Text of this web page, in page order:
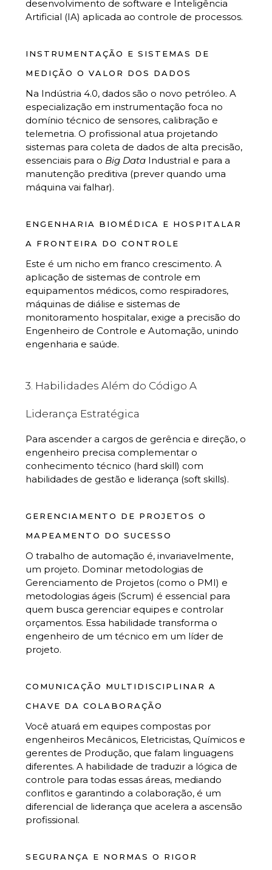
desenvolvimento de software e Inteligência
Artificial (IA) aplicada ao controle de processos.
INSTRUMENTAÇÃO E SISTEMAS DE
MEDIÇÃO O VALOR DOS DADOS
Na Indústria 4.0, dados são o novo petróleo. A
especialização em instrumentação foca no
domínio técnico de sensores, calibração e
telemetria. O profissional atua projetando
sistemas para coleta de dados de alta precisão,
essenciais para o Big Data Industrial e para a
manutenção preditiva (prever quando uma
máquina vai falhar).
ENGENHARIA BIOMÉDICA E HOSPITALAR
A FRONTEIRA DO CONTROLE
Este é um nicho em franco crescimento. A
aplicação de sistemas de controle em
equipamentos médicos, como respiradores,
máquinas de diálise e sistemas de
monitoramento hospitalar, exige a precisão do
Engenheiro de Controle e Automação, unindo
engenharia e saúde.
3. Habilidades Além do Código A
Liderança Estratégica
Para ascender a cargos de gerência e direção, o
engenheiro precisa complementar o
conhecimento técnico (hard skill) com
habilidades de gestão e liderança (soft skills).
GERENCIAMENTO DE PROJETOS O
MAPEAMENTO DO SUCESSO
O trabalho de automação é, invariavelmente,
um projeto. Dominar metodologias de
Gerenciamento de Projetos (como o PMI) e
metodologias ágeis (Scrum) é essencial para
quem busca gerenciar equipes e controlar
orçamentos. Essa habilidade transforma o
engenheiro de um técnico em um líder de
projeto.
COMUNICAÇÃO MULTIDISCIPLINAR A
CHAVE DA COLABORAÇÃO
Você atuará em equipes compostas por
engenheiros Mecânicos, Eletricistas, Químicos e
gerentes de Produção, que falam linguagens
diferentes. A habilidade de traduzir a lógica de
controle para todas essas áreas, mediando
conflitos e garantindo a colaboração, é um
diferencial de liderança que acelera a ascensão
profissional.
SEGURANÇA E NORMAS O RIGOR